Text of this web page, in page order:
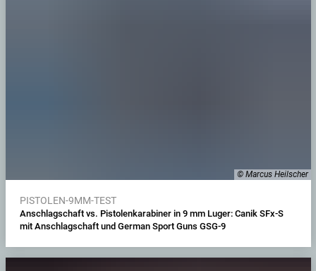
© Marcus Heilscher
PISTOLEN-9MM-TEST
Anschlagschaft vs. Pistolenkarabiner in 9 mm Luger: Canik SFx-S
mit Anschlagschaft und German Sport Guns GSG-9